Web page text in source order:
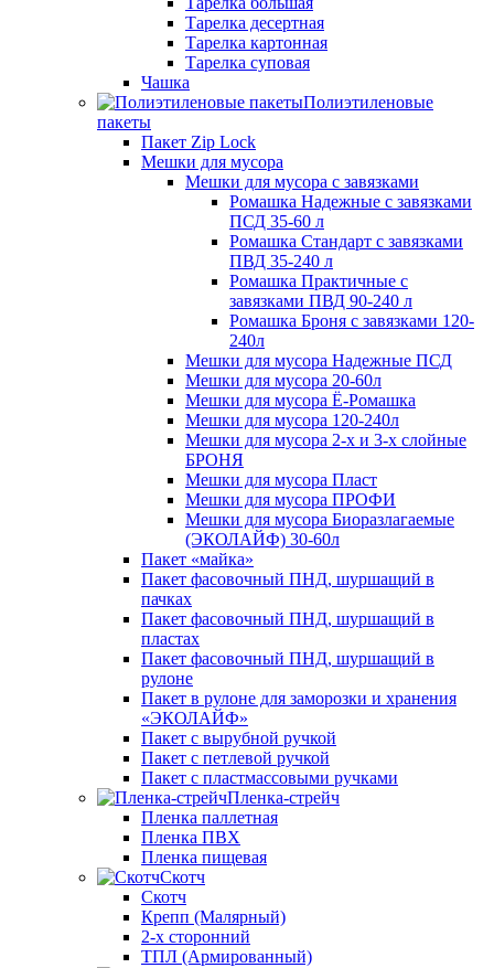
Тарелка десертная
Тарелка картонная
Тарелка суповая
Чашка
Полиэтиленовые
пакеты
Пакет Zip Lock
Мешки для мусора
Мешки для мусора с завязками
Ромашка Надежные с завязками
ПСД 35-60 л
Ромашка Стандарт с завязками
ПВД 35-240 л
Ромашка Практичные с
завязками ПВД 90-240 л
Ромашка Броня с завязками 120-
240л
Мешки для мусора Надежные ПСД
Мешки для мусора 20-60л
Мешки для мусора Ё-Ромашка
Мешки для мусора 120-240л
Мешки для мусора 2-х и 3-х слойные
БРОНЯ
Мешки для мусора Пласт
Мешки для мусора ПРОФИ
Мешки для мусора Биоразлагаемые
(ЭКОЛАЙФ) 30-60л
Пакет «майка»
Пакет фасовочный ПНД, шуршащий в
пачках
Пакет фасовочный ПНД, шуршащий в
пластах
Пакет фасовочный ПНД, шуршащий в
рулоне
Пакет в рулоне для заморозки и хранения
«ЭКОЛАЙФ»
Пакет с вырубной ручкой
Пакет с петлевой ручкой
Пакет с пластмассовыми ручками
Пленка-стрейч
Пленка паллетная
Пленка ПВХ
Пленка пищевая
Скотч
Скотч
Крепп (Малярный)
2-х сторонний
ТПЛ (Армированный)